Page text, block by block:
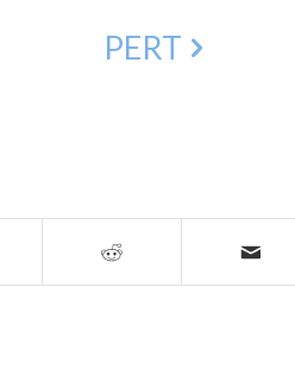
PERT